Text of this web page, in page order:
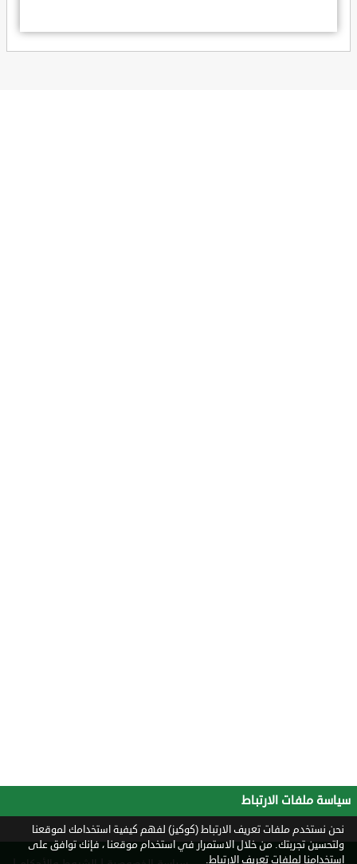
سياسة ملفات الارتباط
نحن نستخدم ملفات تعريف الارتباط (كوكيز) لفهم كيفية استخدامك لموقعنا
ولتحسين تجربتك. من خلال الاستمرار في استخدام موقعنا ، فإنك توافق على
استخدامنا لملفات تعريف الارتباط.